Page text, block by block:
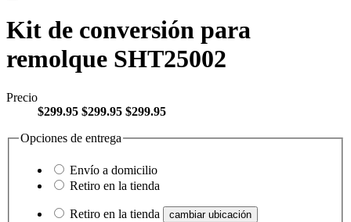
Kit de conversión para
remolque SHT25002
Precio
$299.95 $299.95 $299.95
Opciones de entrega
Envío a domicilio
Retiro en la tienda
Retiro en la tienda cambiar ubicación